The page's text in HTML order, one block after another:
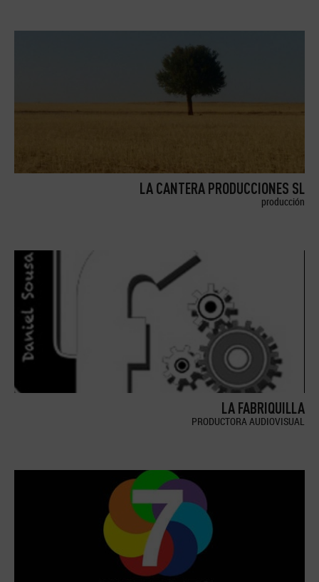
LA CANTERA PRODUCCIONES SL
producción
LA FABRIQUILLA
PRODUCTORA AUDIOVISUAL